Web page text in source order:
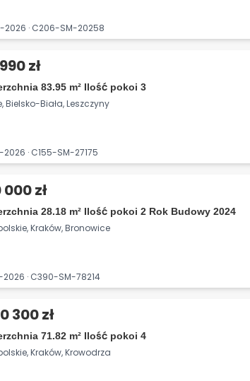
· C206-SM-20258
zł
83.95 m² Ilość pokoi 3
Bielsko-Biała, Leszczyny
· C155-SM-27175
zł
28.18 m² Ilość pokoi 2 Rok Budowy 2024
Kraków, Bronowice
· C390-SM-78214
300 zł
71.82 m² Ilość pokoi 4
Kraków, Krowodrza